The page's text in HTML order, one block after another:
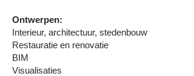
Ontwerpen:
Interieur, architectuur, stedenbouw
Restauratie en renovatie
BIM
Visualisaties